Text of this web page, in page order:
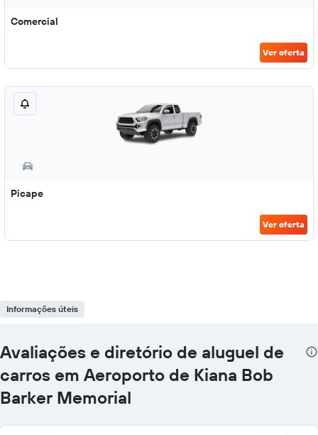
Comercial
Ver oferta
Picape
Ver oferta
Informações úteis
Avaliações e diretório de aluguel de
carros em Aeroporto de Kiana Bob
Barker Memorial